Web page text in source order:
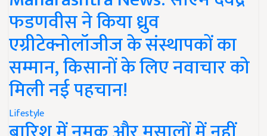
फडणवीस ने किया ध्रुव
एग्रीटेक्नोलॉजीज के संस्थापकों का
सम्मान, किसानों के लिए नवाचार को
मिली नई पहचान!
Lifestyle